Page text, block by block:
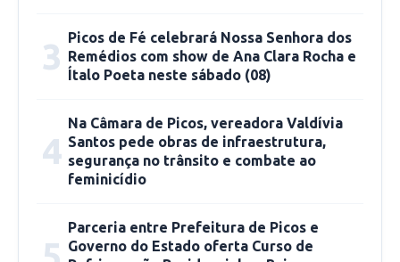
Recomendações Higienicossanitárias para a
Contenção da Covid-19 expedidos pela
Secretaria de Estado da Saúde do
publicados em anexo aos Decretos Estaduais,
complementadas pelas normas das Vigilâncias
Sanitárias Municipais.
O novo decreto também estabelece toque de
recolher entre as 24h e as 5h, entre os dias 17 e
3 Picos de Fé celebrará Nossa Senhora dos
Remédios com show de Ana Clara Rocha e
Ítalo Poeta neste sábado (08)
4
Na Câmara de Picos, vereadora Valdívia
Santos pede obras de infraestrutura,
segurança no trânsito e combate ao
feminicídio
Parceria entre Prefeitura de Picos e
Governo do Estado oferta Curso de